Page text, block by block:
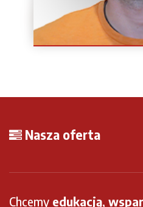
Mateusz
Instruktor / Wykładowca
Nasza oferta
Chcemy edukacją,